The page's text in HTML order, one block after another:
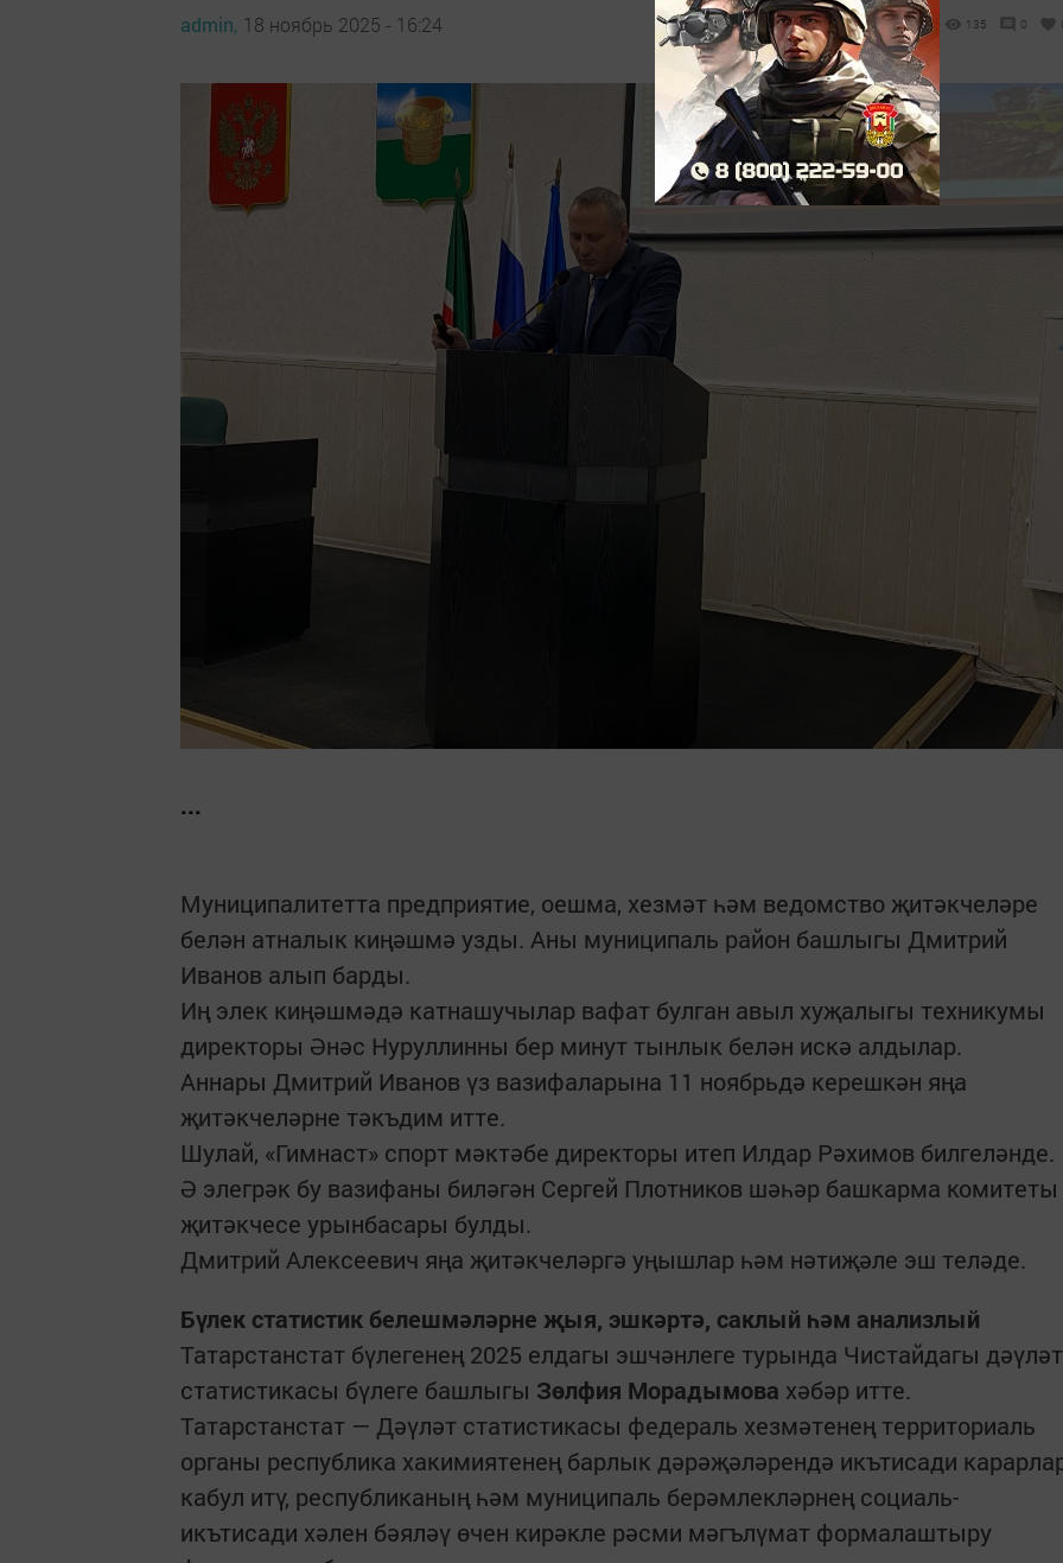
admin, 18 ноябрь 2025 - 16:24 135 0
...
Муниципалитетта предприятие, оешма, хезмәт һәм ведомство җитәкчеләре
белән атналык киңәшмә узды. Аны муниципаль район башлыгы Дмитрий
Иванов алып барды.
Иң элек киңәшмәдә катнашучылар вафат булган авыл хуҗалыгы техникумы
директоры Әнәс Нуруллинны бер минут тынлык белән искә алдылар.
Аннары Дмитрий Иванов үз вазифаларына 11 ноябрьдә керешкән яңа
җитәкчеләрне тәкъдим итте.
Шулай, «Гимнаст» спорт мәктәбе директоры итеп Илдар Рәхимов билгеләнде.
Ә элегрәк бу вазифаны биләгән Сергей Плотников шәһәр башкарма комитеты
җитәкчесе урынбасары булды.
Дмитрий Алексеевич яңа җитәкчеләргә уңышлар һәм нәтиҗәле эш теләде.
Бүлек статистик белешмәләрне җыя, эшкәртә, саклый һәм анализлый
Татарстанстат бүлегенең 2025 елдагы эшчәнлеге турында Чистайдагы дәүләт
статистикасы бүлеге башлыгы Зөлфия Морадымова хәбәр итте.
Татарстанстат — Дәүләт статистикасы федераль хезмәтенең территориаль
органы республика хакимиятенең барлык дәрәҗәләрендә икътисади
кабул итү, республиканың һәм муниципаль берәмлекләрнең социаль-
икътисади хәлен бәяләү өчен кирәкле рәсми мәгълүмат формалаштыру